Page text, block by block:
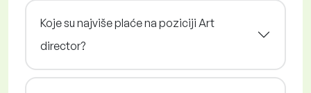
Koje su najviše plaće na poziciji Art
director?